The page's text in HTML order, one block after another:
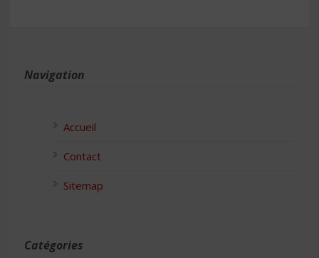
Navigation
Accueil
Contact
Sitemap
Catégories